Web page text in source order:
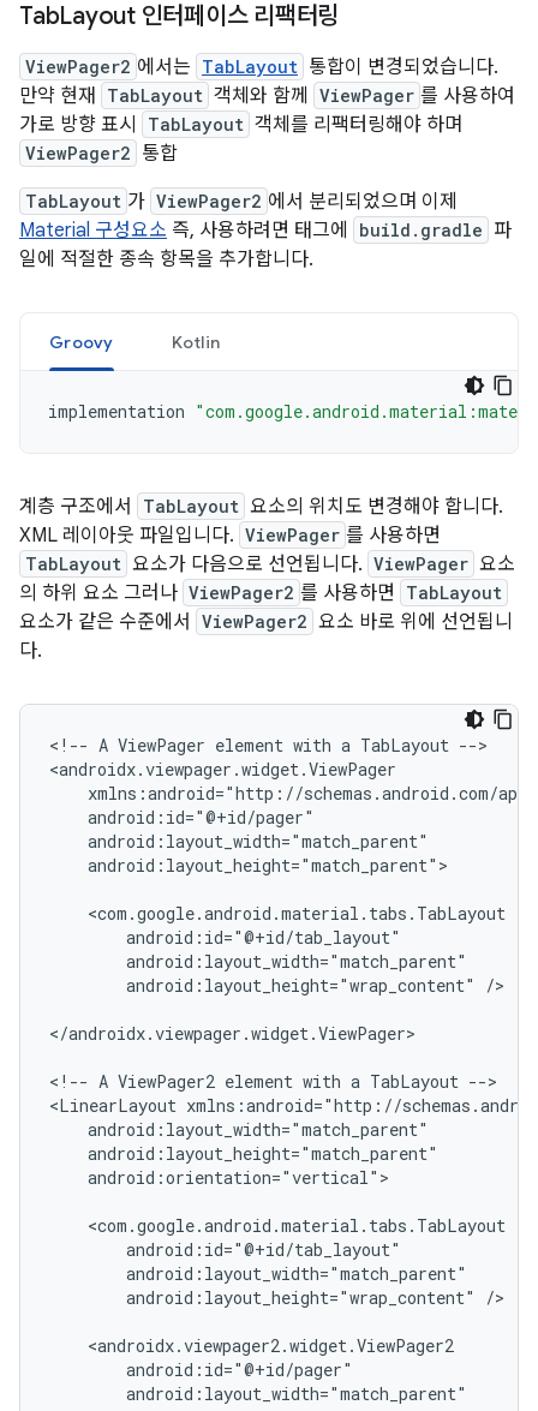
TabLayout 인터페이스 리팩터링
ViewPager2 에서는 TabLayout 통합이 변경되었습니다.
만약 현재
TabLayout 객체와 함께 ViewPager 를 사용하여
가로 방향 표시
TabLayout 객체를 리팩터링해야 하며
ViewPager2 통합
TabLayout 가 ViewPager2 에서 분리되었으며 이제
Material 구성요소 즉, 사용하려면 태그에 build.gradle 파
일에 적절한 종속 항목을 추가합니다.
Groovy Kotlin
implementation
계층 구조에서 TabLayout 요소의 위치도 변경해야 합니다.
XML 레이아웃 파일입니다. ViewPager 를 사용하면
TabLayout 요소가 다음으로 선언됩니다. ViewPager 요소
의 하위 요소 그러나 ViewPager2 를 사용하면 TabLayout
요소가 같은 수준에서 ViewPager2 요소 바로 위에 선언됩니
다.
<!-- A ViewPager element with a TabLayout -->
android:layout_height="match_parent">
android:layout_height="wrap_content"
/>
</androidx.viewpager.widget.ViewPager>
<!-- A ViewPager2 element with a TabLayout -->
<LinearLayout
android:orientation="vertical">
android:layout_height="wrap_content"
/>